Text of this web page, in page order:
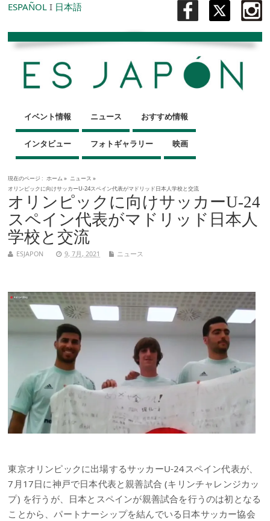
ESPAÑOL I 日本語
イベント情報 ニュース おすすめ情報
インタビュー フォトギャラリー 映画
現在のページ : ホーム » ニュース »
オリンピックに向けサッカーU-24スペイン代表がマドリッド日本人学校と交流
オリンピックに向けサッカーU-24
スペイン代表がマドリッド日本人
学校と交流
ESJAPON 9, 7月, 2021 ニュース
東京オリンピックに出場するサッカーU-24スペイン代表が、
7月17日に神戸で日本代表と親善試合 (キリンチャレンジカッ
プ) を行うが、日本とスペインが親善試合を行うのは初となる
ことから、パートナーシップを結んでいる日本サッカー協会